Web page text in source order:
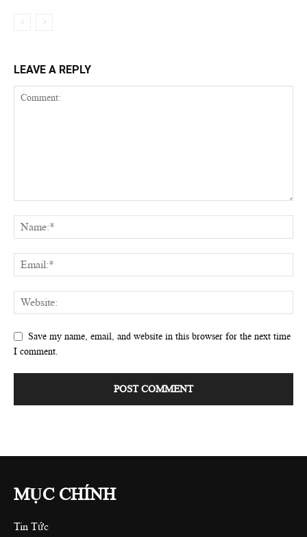
LEAVE A REPLY
Save my name, email, and website in this browser for the next time
I comment.
MỤC CHÍNH
Tin Tức